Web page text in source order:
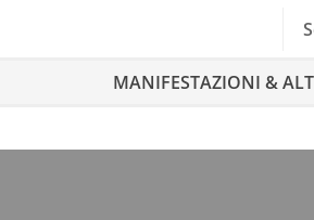
MANIFESTAZIONI &